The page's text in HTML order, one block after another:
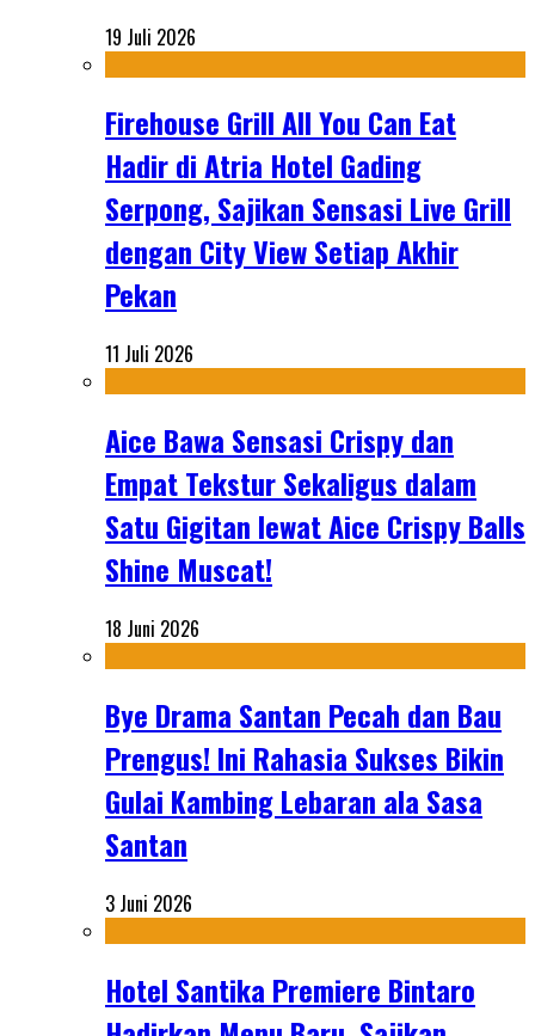
19 Juli 2026
Firehouse Grill All You Can Eat
Hadir di Atria Hotel Gading
Serpong, Sajikan Sensasi Live Grill
dengan City View Setiap Akhir
Pekan
11 Juli 2026
Aice Bawa Sensasi Crispy dan
Empat Tekstur Sekaligus dalam
Satu Gigitan lewat Aice Crispy Balls
Shine Muscat!
18 Juni 2026
Bye Drama Santan Pecah dan Bau
Prengus! Ini Rahasia Sukses Bikin
Gulai Kambing Lebaran ala Sasa
Santan
3 Juni 2026
Hotel Santika Premiere Bintaro